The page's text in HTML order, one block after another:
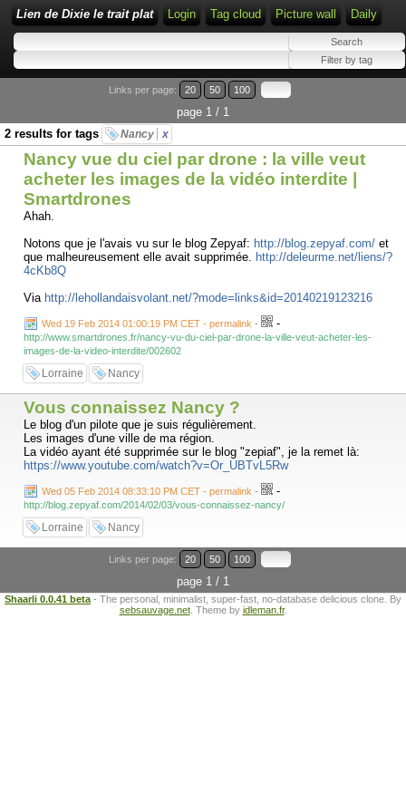
Lien de Dixie le trait plat Login Tag cloud Picture wall Daily
Links per page: 20 50 100
page 1 / 1
2 results for tags
Nancy x
Nancy vue du ciel par drone : la ville veut
acheter les images de la vidéo interdite |
Smartdrones
Ahah.
Notons que je l'avais vu sur le blog Zepyaf: http://blog.zepyaf.com/ et
que malheureusement elle avait supprimée. http://deleurme.net/liens/?
4cKb8Q
Via http://lehollandaisvolant.net/?mode=links&id=20140219123216
Wed 19 Feb 2014 01:00:19 PM CET - permalink - -
http://www.smartdrones.fr/nancy-vu-du-ciel-par-drone-la-ville-veut-acheter-les-
images-de-la-video-interdite/002602
Lorraine Nancy
Vous connaissez Nancy ?
Le blog d'un pilote que je suis régulièrement.
Les images d'une ville de ma région.
La vidéo ayant été supprimée sur le blog "zepiaf", je la remet là:
https://www.youtube.com/watch?v=Or_UBTvL5Rw
Wed 05 Feb 2014 08:33:10 PM CET - permalink - -
http://blog.zepyaf.com/2014/02/03/vous-connaissez-nancy/
Lorraine Nancy
Links per page: 20 50 100
page 1 / 1
Shaarli 0.0.41 beta - The personal, minimalist, super-fast, no-database delicious clone. By
sebsauvage.net. Theme by idleman.fr.